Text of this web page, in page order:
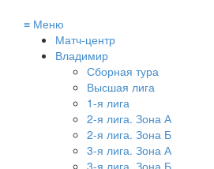
≡ Меню
Матч-центр
Владимир
Сборная тура
Высшая лига
1-я лига
2-я лига. Зона А
2-я лига. Зона Б
3-я лига. Зона А
3-я лига. Зона Б